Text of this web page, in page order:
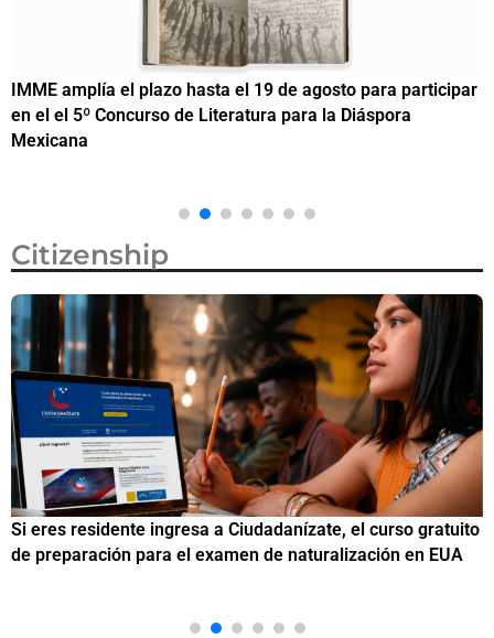
IMME amplía el plazo hasta el 19 de agosto para participar
en el el 5º Concurso de Literatura para la Diáspora
Mexicana
Citizenship
Si eres residente ingresa a Ciudadanízate, el curso gratuito
de preparación para el examen de naturalización en EUA